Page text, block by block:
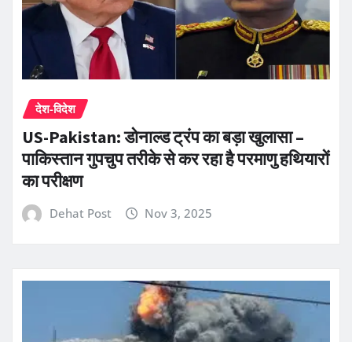
देश-विदेश
US-Pakistan: डोनाल्ड ट्रंप का बड़ा खुलासा –
पाकिस्तान गुपचुप तरीके से कर रहा है परमाणु हथियारों
का परीक्षण
Dehat Post Nov 3, 2025